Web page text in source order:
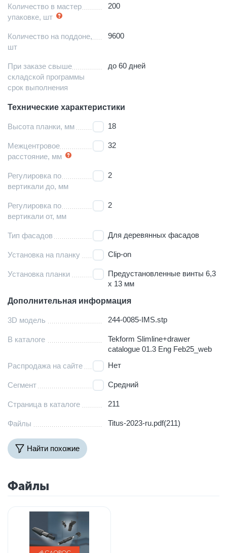
Количество в мастер
упаковке, шт
200
Количество на поддоне,
шт
9600
При заказе свыше
складской программы
срок выполнения
до 60 дней
Технические характеристики
Высота планки, мм 18
Межцентровое
расстояние, мм
32
Регулировка по
вертикали до, мм
2
Регулировка по
вертикали от, мм
2
Тип фасадов Для деревянных фасадов
Установка на планку Clip-on
Установка планки
Предустановленные винты 6,3
х 13 мм
Дополнительная информация
3D модель 244-0085-IMS.stp
В каталоге
Tekform Slimline+drawer
catalogue 01.3 Eng Feb25_web
Распродажа на сайте
Нет
Сегмент Средний
Страница в каталоге 211
Файлы Titus-2023-ru.pdf(211)
Найти похожие
Файлы